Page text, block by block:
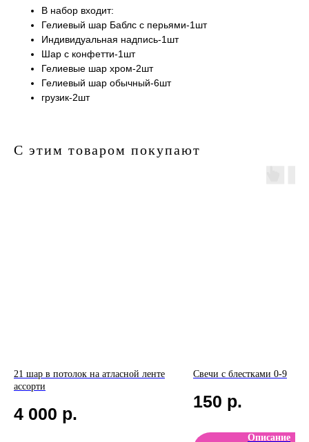
В набор входит:
Гелиевый шар Баблс с перьями-1шт
Индивидуальная надпись-1шт
Шар с конфетти-1шт
Гелиевые шар хром-2шт
Гелиевый шар обычный-6шт
грузик-2шт
С этим товаром покупают
21 шар в потолок на атласной ленте
ассорти
4 000 р.
Свечи с блестками 0-9
150 р.
Описание